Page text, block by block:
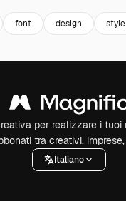
font design style
per realizzare i tuoi
tra creativi,
Italiano